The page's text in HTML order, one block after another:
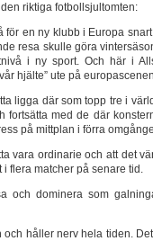
riktiga fotbollsjultomten:
för en ny klubb i Europa
resa skulle göra
i ny sport. Och här i
hjälte” ute på
ligga där som topp tre i
fortsätta med de där
på mittplan i förra
vara ordinarie och att det
i flera matcher på senare tid.
och dominera som
och håller nerv hela tiden.